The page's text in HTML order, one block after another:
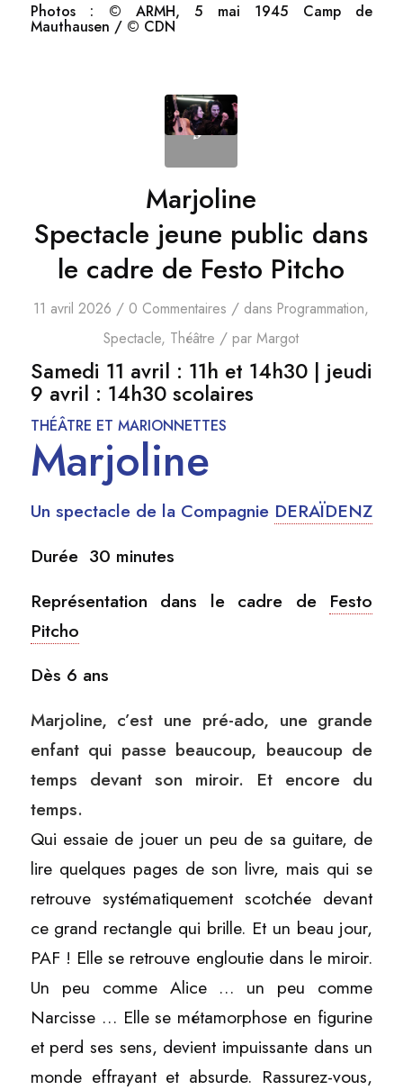
Photos : © ARMH, 5 mai 1945 Camp de
Mauthausen / © CDN
Marjoline
Spectacle jeune public dans
le cadre de Festo Pitcho
11 avril 2026 / 0 Commentaires / dansProgrammation,
Spectacle, Théâtre / parMargot
Samedi 11 avril : 11h et 14h30 | jeudi
9 avril : 14h30 scolaires
THÉÂTRE ET MARIONNETTES
Marjoline
Un spectacle de la Compagnie DERAÏDENZ
Durée 30 minutes
Représentation dans le cadre de Festo
Pitcho
Dès 6 ans
Marjoline, c’est une pré-ado, une grande
enfant qui passe beaucoup, beaucoup de
temps devant son miroir. Et encore du
temps.
Qui essaie de jouer un peu de sa guitare, de
lire quelques pages de son livre, mais qui se
retrouve systématiquement scotchée devant
ce grand rectangle qui brille. Et un beau jour,
PAF ! Elle se retrouve engloutie dans le miroir.
Un peu comme Alice … un peu comme
Narcisse … Elle se métamorphose en figurine
et perd ses sens, devient impuissante dans un
monde effrayant et absurde. Rassurez-vous,